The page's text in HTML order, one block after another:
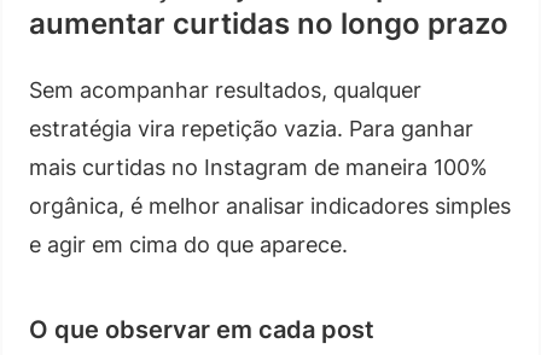
aumentar curtidas no longo prazo
Sem acompanhar resultados, qualquer
estratégia vira repetição vazia. Para ganhar
mais curtidas no Instagram de maneira 100%
orgânica, é melhor analisar indicadores simples
e agir em cima do que aparece.
O que observar em cada post